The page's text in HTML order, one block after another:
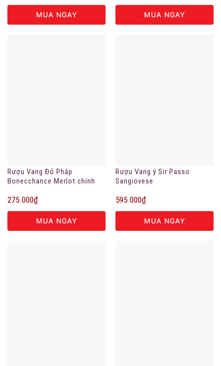
MUA NGAY MUA NGAY
Rượu Vang Đỏ Pháp
Bonecchance Merlot chính
275.000₫
MUA NGAY
Rượu Vang ý Sir Passo
Sangiovese
595.000₫
MUA NGAY